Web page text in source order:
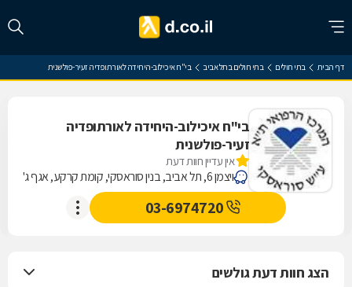
דף הבית בתי חולים בתי חולים בתל אביב בי"ח איכילוב-היחידה לאורתופדיה זעיר-פולשנית
בי"ח איכילוב-היחידה לאורתופדיה
זעיר-פולשנית
אין עדיין חוות דעת
ויצמן 6, תל אביב, בנין סוראסקי, קומת קרקע, אגף ג'
03-6974720
הצג חוות דעת גולשים